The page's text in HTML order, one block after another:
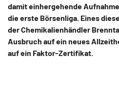
damit einhergehende
die erste Börsenliga. Eines
der Chemikalienhändler
Ausbruch auf ein neues
auf ein Faktor-Zertifikat.